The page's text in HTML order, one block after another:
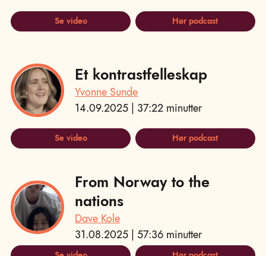
Se video Hør podcast
Et kontrastfelleskap
Yvonne Sunde
14.09.2025 | 37:22 minutter
Se video Hør podcast
From Norway to the
nations
Dave Kole
31.08.2025 | 57:36 minutter